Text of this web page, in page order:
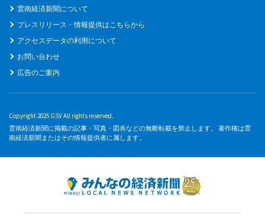
雲南経済新聞について
プレスリリース・情報提供はこちらから
アクセスデータの利用について
お問い合わせ
広告のご案内
Copyright 2025 GSV All rights reserved.
雲南経済新聞に掲載の記事・写真・図表などの無断転載を禁止します。 著作権は雲
南経済新聞またはその情報提供者に属します。